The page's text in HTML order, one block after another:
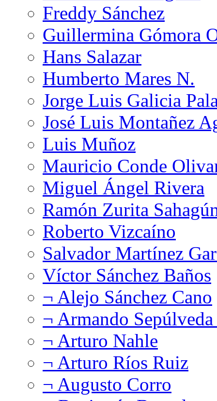
Freddy Sánchez
Guillermina Gómora
Hans Salazar
Humberto Mares N.
Jorge Luis Galicia
José Luis Montañez
Luis Muñoz
Mauricio Conde
Miguel Ángel Rivera
Ramón Zurita
Roberto Vizcaíno
Salvador Martínez
Víctor Sánchez Baños
¬ Alejo Sánchez Cano
¬ Armando
¬ Arturo Nahle
¬ Arturo Ríos Ruiz
¬ Augusto Corro